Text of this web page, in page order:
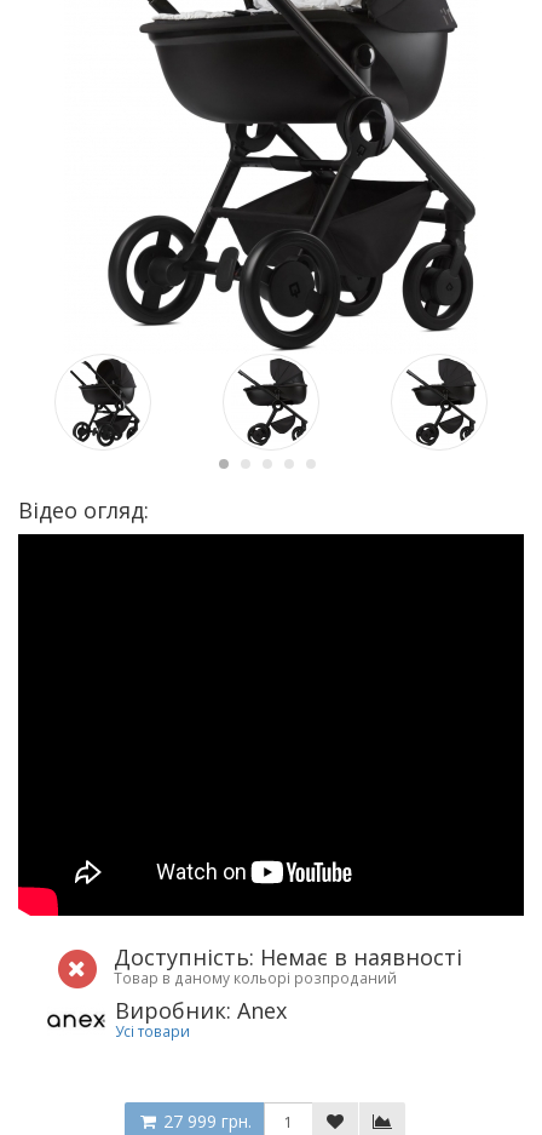
Відео огляд:
Доступність: Немає в наявності
Товар в даному кольорі розпроданий
Виробник: Anex
Усі товари
27 999 грн.